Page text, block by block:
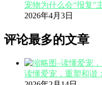
宠物为什么会“报复”
2026年4月3日
评论最多的文章
读懂爱宠，重塑和谐